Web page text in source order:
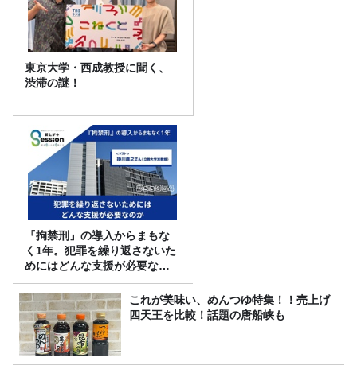
東京大学・西成教授に聞く、
渋滞の謎！
『拘禁刑』の導入からまもな
く1年。犯罪を繰り返さないた
めにはどんな支援が必要なの
か
これが美味い、めんつゆ特集！！売上げ
四天王を比較！話題の唐船峡も